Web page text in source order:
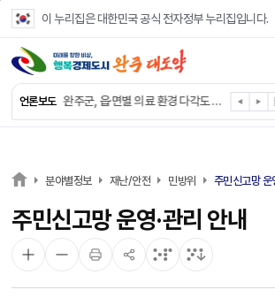
이 누리집은 대한민국 공식 전자정부 누리집입니다.
언론보도
완주군, ‘수의계약 총량제’ 개편 운영
완주군 청소년, 초록우산 지원으로 치과 치료
완주군, 읍·면별 의료 환경 다각도 진단한다
완주군, 모바일 헬스케어 “내 건강 변화 직접 확인”
전북은행, 완주군에 ‘시원키트’ 60세트 기탁
완주 봉동읍, 희망나눔가게·행복빨래방 만족도 조사
분야별정보 재난/안전 민방위 주민신고망 운
주민신고망 운영·관리 안내